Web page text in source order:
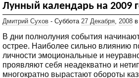
Лунный календарь на 2009
Дмитрий Сухов - Суббота 27 Декабря, 2008
В дни полнолуния события
острее. Наиболее сильно влиянию
личности эмоциональные и
проявляют себя неадекватно и
многократно вырастают обороты